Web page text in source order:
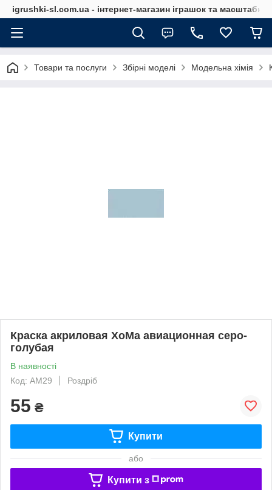
igrushki-sl.com.ua - інтернет-магазин іграшок та
Товари та послуги Збірні моделі Модельна хімія
Краска акриловая ХоМа авиационная серо-
голубая
В наявності
Код: АМ29
Роздріб
55 ₴
Купити
або
Купити з